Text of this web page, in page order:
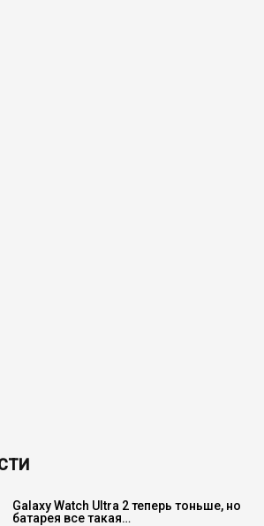
Galaxy Watch Ultra 2 теперь тоньше, но
батарея все такая…